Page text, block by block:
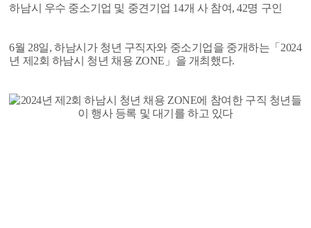
하남시 우수 중소기업 및 중견기업 14개 사 참여, 42명 구인
6월 28일, 하남시가 청년 구직자와 중소기업을 중개하는「2024
년 제2회 하남시 청년 채용 ZONE」을 개최했다.